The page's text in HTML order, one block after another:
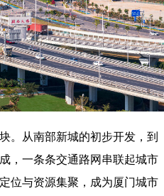
。从南部新城的初步开发，到
，一条条交通路网串联起城市
位与资源集聚，成为厦门城市